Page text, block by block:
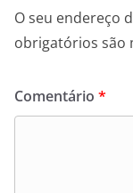
O seu endereço
obrigatórios são
Comentário *